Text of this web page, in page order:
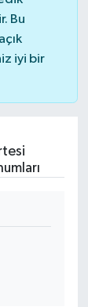
Bu
iyi bir